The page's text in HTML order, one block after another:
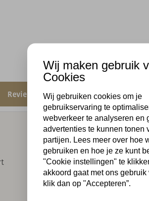
Reviews
Wij maken gebruik
Cookies
Wij gebruiken cookies om je
gebruikservaring te
webverkeer te analyseren en
advertenties te kunnen tonen
partijen. Lees meer over hoe
gebruiken en hoe je ze kunt
"Cookie instellingen" te
akkoord gaat met ons gebruik
klik dan op "Accepteren”.